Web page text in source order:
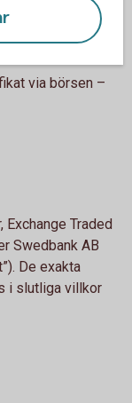
via börsen –
Exchange Traded
Swedbank AB
De exakta
i slutliga villkor